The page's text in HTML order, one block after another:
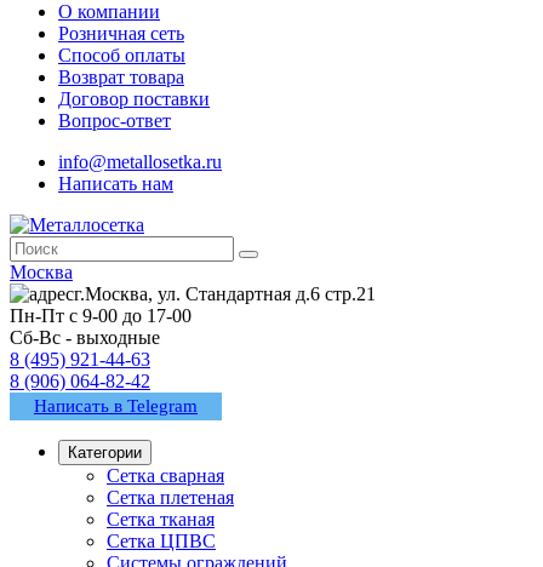
О компании
Розничная сеть
Способ оплаты
Возврат товара
Договор поставки
Вопрос-ответ
info@metallosetka.ru
Написать нам
Москва
г.Москва, ул. Стандартная д.6 стр.21
Пн-Пт с 9-00 до 17-00
Сб-Вс - выходные
8 (495) 921-44-63
8 (906) 064-82-42
Написать в Telegram
Категории
Сетка сварная
Сетка плетеная
Сетка тканая
Сетка ЦПВС
Системы ограждений